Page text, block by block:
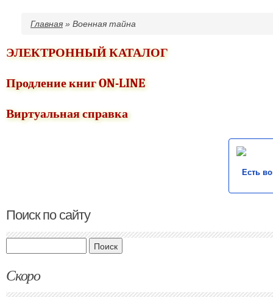
Вы здесь
Главная » Военная тайна
ЭЛЕКТРОННЫЙ КАТАЛОГ
Продление книг ON-LINE
Виртуальная справка
Есть
Поиск по сайту
Скоро